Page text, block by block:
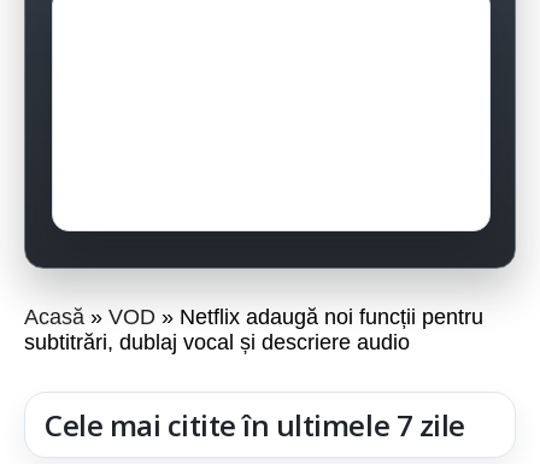
Acasă VOD
Netflix adaugă noi funcții pentru
subtitrări, dublaj vocal și descriere audio
Cele mai citite în ultimele 7 zile